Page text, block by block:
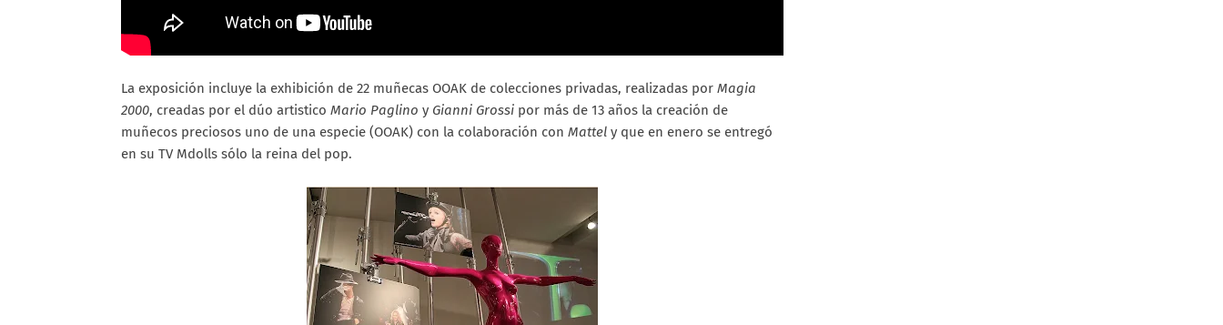
La exposición incluye la exhibición de 22 muñecas OOAK de colecciones privadas, realizadas por Magia
2000, creadas por el dúo artistico Mario Paglino y Gianni Grossi por más de 13 años la creación de
muñecos preciosos uno de una especie (OOAK) con la colaboración con Mattel y que en enero se entregó
en su TV Mdolls sólo la reina del pop.